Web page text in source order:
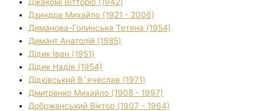
Дзиндра Михайло (1921 - 2006)
Диманова-Голинська Тетяна (1954)
Димант Анатолій (1985)
Дідик Іван (1951)
Дідик Надія (1954)
Дідківський В`ячеслав (1971)
Дмитренко Михайло (1908 - 1997)
Добржанський Віктор (1907 - 1964)